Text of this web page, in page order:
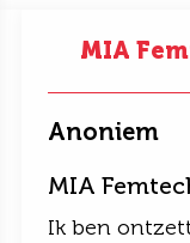
MIA
Anoniem
MIA
Ik ben